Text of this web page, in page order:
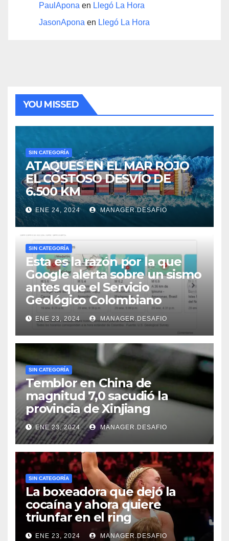
PaulApona en Llegó La Hora
JasonApona en Llegó La Hora
YOU MISSED
SIN CATEGORÍA
ATAQUES EN EL MAR ROJO
EL COSTOSO DESVÍO DE
6.500 KM
ENE 24, 2024 MANAGER.DESAFIO
SIN CATEGORÍA
Esta es la razón por la que
Google alerta sobre un sismo
antes que el Servicio
Geológico Colombiano
ENE 23, 2024 MANAGER.DESAFIO
SIN CATEGORÍA
Temblor en China de
magnitud 7,0 sacudió la
provincia de Xinjiang
ENE 23, 2024 MANAGER.DESAFIO
SIN CATEGORÍA
La boxeadora que dejó la
cocaína y ahora quiere
triunfar en el ring​
ENE 23, 2024 MANAGER.DESAFIO